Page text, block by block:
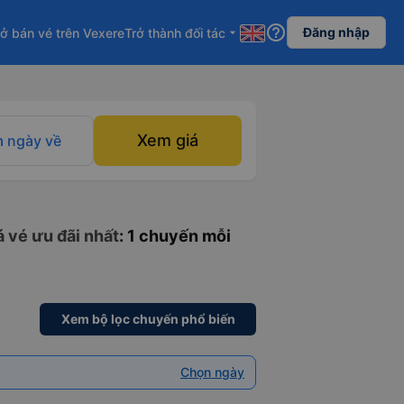
bán vé trên VexereTrở thành đối tác arrow_drop_down help_outline Đăng nhập
ngày về Xem giá
vé ưu đãi nhất: 1 chuyến mỗi
Xem bộ lọc chuyến phổ biến
Chọn ngày